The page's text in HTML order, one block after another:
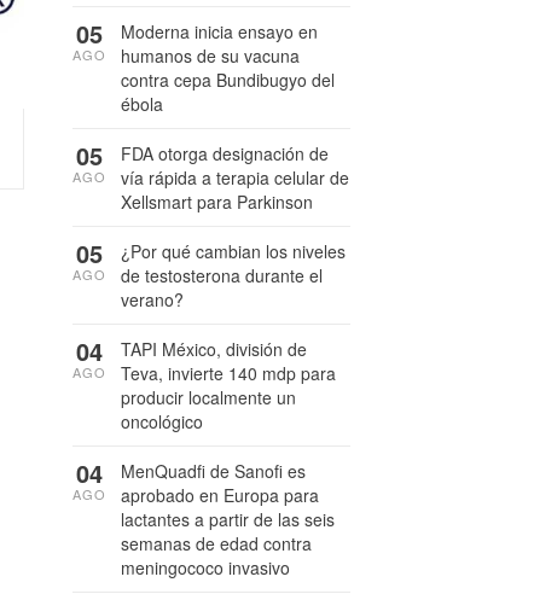
Moderna inicia ensayo en
humanos de su vacuna
contra cepa Bundibugyo del
ébola
05
AGO
FDA otorga designación de
vía rápida a terapia celular de
Xellsmart para Parkinson
05
AGO
¿Por qué cambian los niveles
de testosterona durante el
verano?
05
AGO
TAPI México, división de
Teva, invierte 140 mdp para
producir localmente un
oncológico
04
AGO
MenQuadfi de Sanofi es
aprobado en Europa para
lactantes a partir de las seis
semanas de edad contra
meningococo invasivo
04
AGO